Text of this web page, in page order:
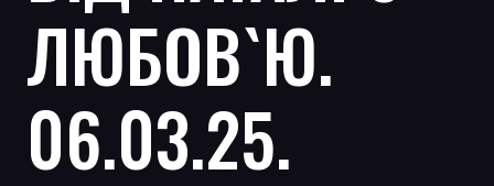
ЛЮБОВ`Ю.
06.03.25.